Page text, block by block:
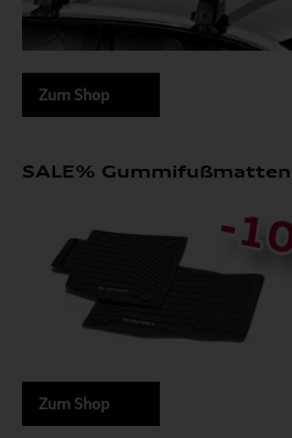
Zum Shop
SALE% Gummifußmatten
Zum Shop